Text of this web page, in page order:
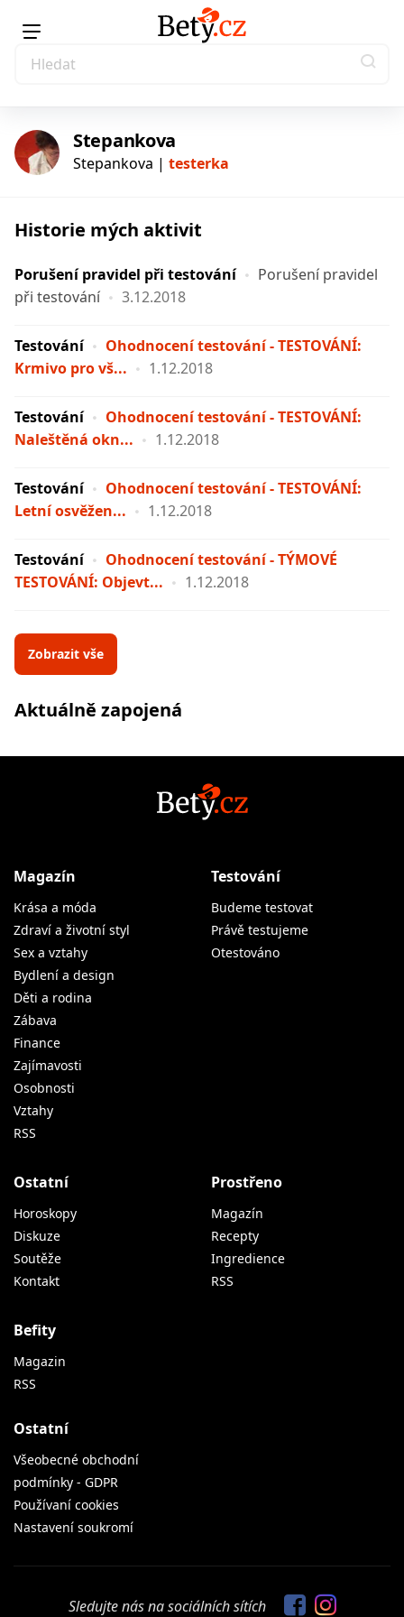
testerka
Stepankova
Stepankova | testerka
Historie mých aktivit
Porušení pravidel při testování
Porušení pravidel
při testování
3.12.2018
Testování
Ohodnocení testování - TESTOVÁNÍ:
Krmivo pro vš...
1.12.2018
Testování
Ohodnocení testování - TESTOVÁNÍ:
Naleštěná okn...
1.12.2018
Testování
Ohodnocení testování - TESTOVÁNÍ:
Letní osvěžen...
1.12.2018
Testování
Ohodnocení testování - TÝMOVÉ
TESTOVÁNÍ: Objevt...
1.12.2018
Zobrazit vše
Aktuálně zapojená
Magazín
Krása a móda
Zdraví a životní styl
Sex a vztahy
Bydlení a design
Děti a rodina
Zábava
Finance
Zajímavosti
Osobnosti
Vztahy
RSS
Testování
Budeme testovat
Právě testujeme
Otestováno
Ostatní
Horoskopy
Diskuze
Soutěže
Kontakt
Prostřeno
Magazín
Recepty
Ingredience
RSS
Befity
Magazin
RSS
Ostatní
Všeobecné obchodní
podmínky - GDPR
Používaní cookies
Nastavení soukromí
Sledujte nás na sociálních sítích